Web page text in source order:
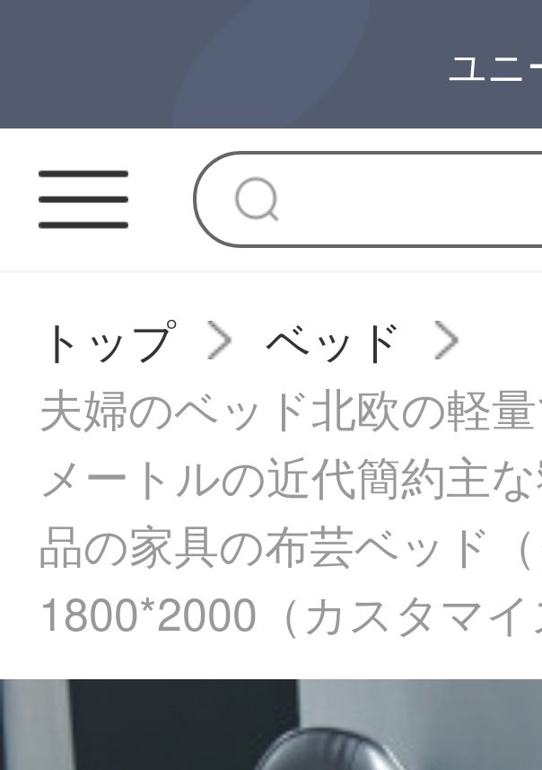
ユニ
トップ
ベッド
夫婦のベッド北欧の軽
メートルの近代簡約主
品の家具の布芸ベッド
1800*2000（カスタマイ